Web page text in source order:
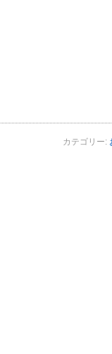
カテゴリー: